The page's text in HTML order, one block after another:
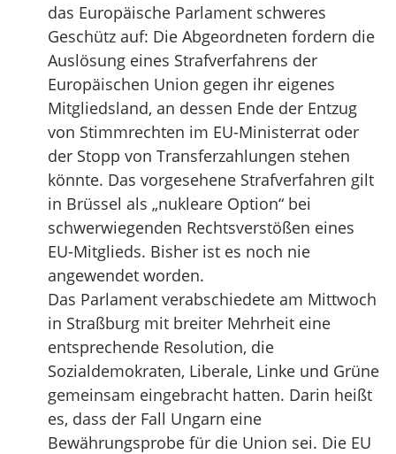
das Europäische Parlament schweres
Geschütz auf: Die Abgeordneten fordern die
Auslösung eines Strafverfahrens der
Europäischen Union gegen ihr eigenes
Mitgliedsland, an dessen Ende der Entzug
von Stimmrechten im EU-Ministerrat oder
der Stopp von Transferzahlungen stehen
könnte. Das vorgesehene Strafverfahren gilt
in Brüssel als „nukleare Option“ bei
schwerwiegenden Rechtsverstößen eines
EU-Mitglieds. Bisher ist es noch nie
angewendet worden.
Das Parlament verabschiedete am Mittwoch
in Straßburg mit breiter Mehrheit eine
entsprechende Resolution, die
Sozialdemokraten, Liberale, Linke und Grüne
gemeinsam eingebracht hatten. Darin heißt
es, dass der Fall Ungarn eine
Bewährungsprobe für die Union sei. Die EU